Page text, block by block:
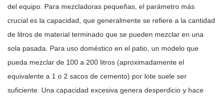
del equipo. Para mezcladoras pequeñas, el parámetro más
crucial es la capacidad, que generalmente se refiere a la cantidad
de litros de material terminado que se pueden mezclar en una
sola pasada. Para uso doméstico en el patio, un modelo que
pueda mezclar de 100 a 200 litros (aproximadamente el
equivalente a 1 o 2 sacos de cemento) por lote suele ser
suficiente. Una capacidad excesiva genera desperdicio y hace